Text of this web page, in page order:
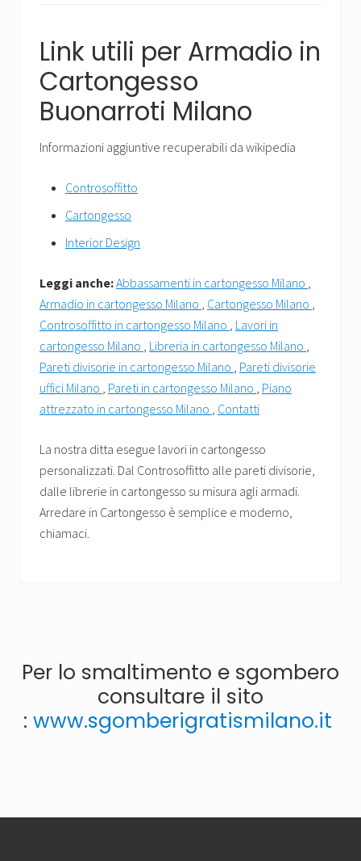
Link utili per Armadio in
Cartongesso
Buonarroti Milano
Informazioni aggiuntive recuperabili da wikipedia
Controsoffitto
Cartongesso
Interior Design
Leggi anche:Abbassamenti in cartongesso Milano ,
Armadio in cartongesso Milano , Cartongesso Milano ,
Controsoffitto in cartongesso Milano , Lavori in
cartongesso Milano , Libreria in cartongesso Milano ,
Pareti divisorie in cartongesso Milano , Pareti divisorie
uffici Milano , Pareti in cartongesso Milano , Piano
attrezzato in cartongesso Milano , Contatti
La nostra ditta esegue lavori in cartongesso
personalizzati. Dal Controsoffitto alle pareti divisorie,
dalle librerie in cartongesso su misura agli armadi.
Arredare in Cartongesso è semplice e moderno,
chiamaci.
Per lo smaltimento e sgombero
consultare il sito
: www.sgomberigratismilano.it